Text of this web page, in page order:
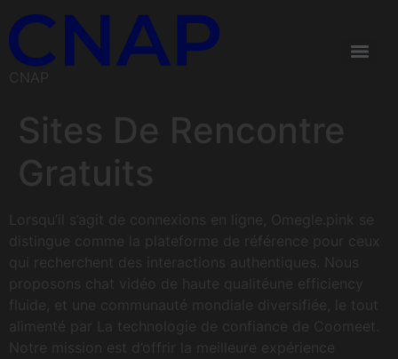
CNAP
Sites De Rencontre
Gratuits
Lorsqu’il s’agit de connexions en ligne, Omegle.pink se
distingue comme la plateforme de référence pour ceux
qui recherchent des interactions authentiques. Nous
proposons chat vidéo de haute qualitéune efficiency
fluide, et une communauté mondiale diversifiée, le tout
alimenté par La technologie de confiance de Coomeet.
Notre mission est d’offrir la meilleure expérience